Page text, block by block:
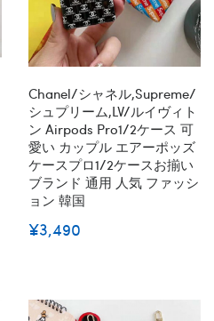
Chanel/シャネル,Supreme/
シュプリーム,LV/ルイヴィト
ン Airpods Pro1/2ケース 可
愛い カップル エアーポッズ
ケースプロ1/2ケースお揃い
ブランド 通用 人気 ファッシ
ョン 韓国
¥3,490